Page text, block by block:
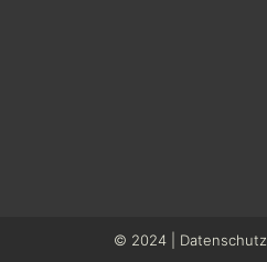
© 2024 | Datenschutz